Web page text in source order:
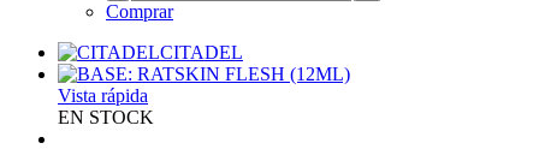
Comprar
CITADEL
Vista rápida
EN STOCK